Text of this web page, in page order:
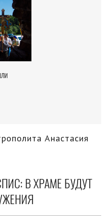
Анастасия
В ХРАМЕ БУДУТ